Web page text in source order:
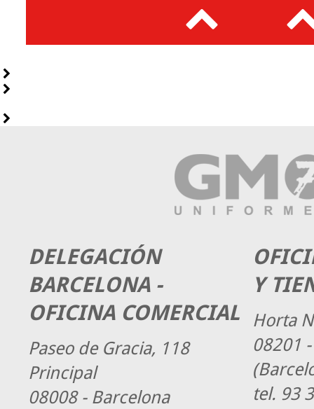
Y
Horta
08201
tel. 93
DELEGACIÓN
BARCELONA -
OFICINA COMERCIAL
Paseo de Gracia, 118
Principal
08008 - Barcelona